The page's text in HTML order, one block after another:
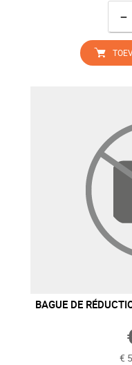
−
BAGUE DE
€